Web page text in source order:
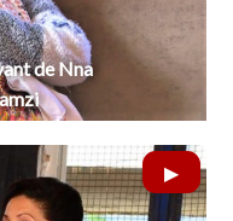
de Nna